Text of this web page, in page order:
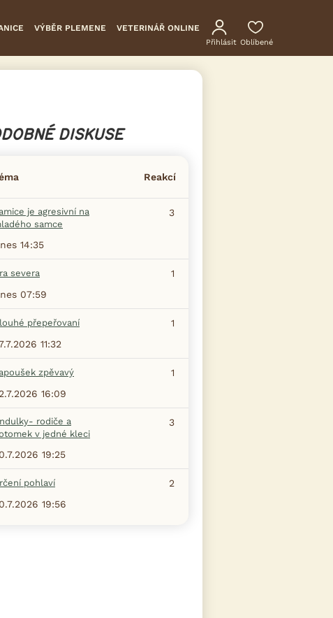
VÝBĚR PLEMENE VETERINÁŘ ONLINE
Přihlásit Oblíbené
DISKUSE
Reakcí
je agresivní na
samce
3
14:35
severa
1
07:59
přepeřovaní
1
11:32
zpěvavý
1
16:09
rodiče a
v jedné kleci
3
19:25
pohlaví
2
19:56